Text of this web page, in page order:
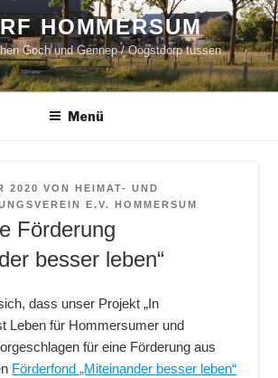
HOMMERSUM
Goch und Gennep / Oogstdorp tussen
Menü
2020 VONHEIMAT- UND
E.V. HOMMERSUM
Förderung
besser leben“
dass unser Projekt „In
Leben für Hommersumer und
für eine Förderung aus
Förderfond „Miteinander besser leben“